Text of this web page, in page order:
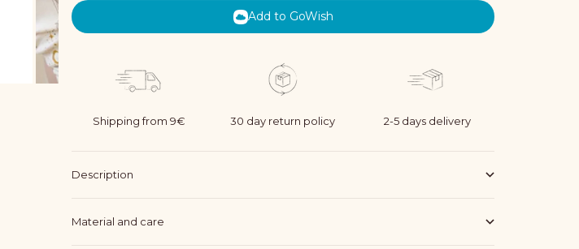
Add to GoWish
Shipping from 9€ 30 day return policy 2-5 days delivery
Description
Material and care